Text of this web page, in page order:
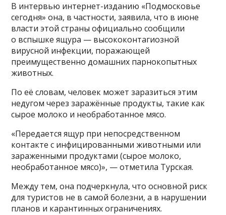
В интервью интернет-изданию «Подмосковье
сегодня» она, в частности, заявила, что в июне
власти этой страны официально сообщили
о вспышке ящура — высококонтагиозной
вирусной инфекции, поражающей
преимущественно домашних парнокопытных
животных.
По её словам, человек может заразиться этим
недугом через заражённые продукты, такие как
сырое молоко и необработанное мясо.
«Передается ящур при непосредственном
контакте с инфицированными животными или
зараженными продуктами (сырое молоко,
необработанное мясо)», — отметила Турская.
Между тем, она подчеркнула, что основной риск
для туристов не в самой болезни, а в нарушении
планов и карантинных ограничениях.